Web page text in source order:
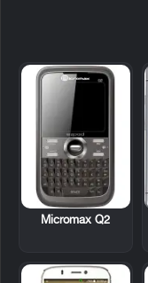
Micromax Q2